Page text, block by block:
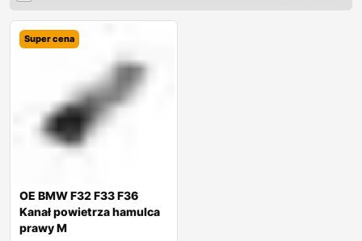
Super cena
OE BMW F32 F33 F36
Kanał powietrza hamulca
prawy M